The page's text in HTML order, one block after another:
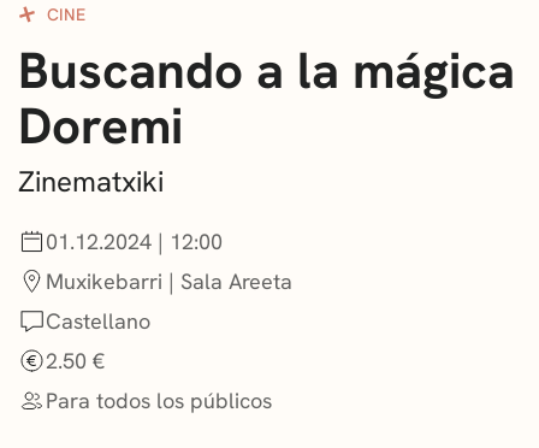
NOTICIAS
GETXO KULTURA
ASOCIACIONES CULTURALES
CINE
Buscando a la mágica
Doremi
Zinematxiki
01.12.2024 | 12:00
Muxikebarri | Sala Areeta
Castellano
2.50 €
Para todos los públicos